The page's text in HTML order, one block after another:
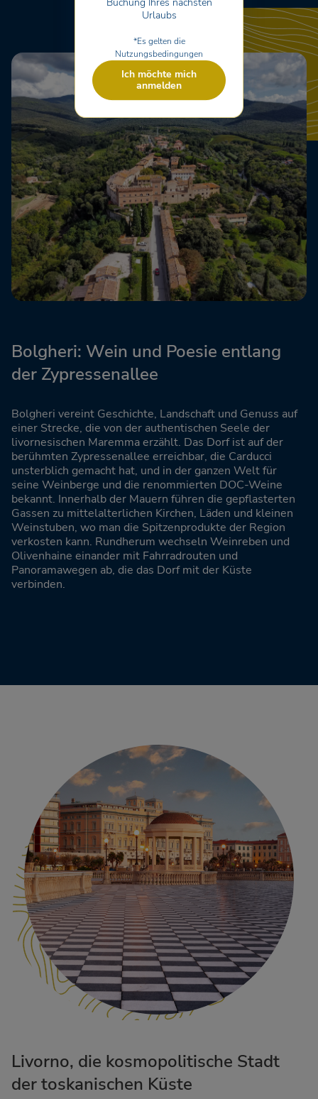
Bolgheri: Wein und Poesie entlang
der Zypressenallee
Bolgheri vereint Geschichte, Landschaft und Genuss auf
einer Strecke, die von der authentischen Seele der
livornesischen Maremma erzählt. Das Dorf ist auf der
berühmten Zypressenallee erreichbar, die Carducci
unsterblich gemacht hat, und in der ganzen Welt für
seine Weinberge und die renommierten DOC-Weine
bekannt. Innerhalb der Mauern führen die gepflasterten
Gassen zu mittelalterlichen Kirchen, Läden und kleinen
Weinstuben, wo man die Spitzenprodukte der Region
verkosten kann. Rundherum wechseln Weinreben und
Olivenhaine einander mit Fahrradrouten und
Panoramawegen ab, die das Dorf mit der Küste
verbinden.
Livorno, die kosmopolitische Stadt
der toskanischen Küste
Urlaubs
*Es gelten die
Nutzungsbedingungen
Ich möchte mich
anmelden